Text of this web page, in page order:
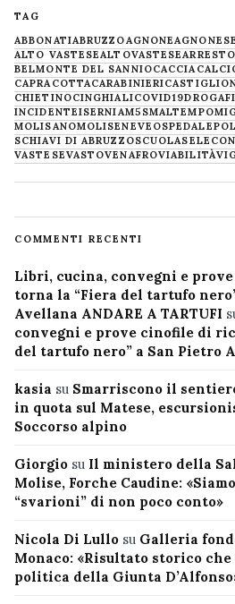
TAG
ABBONATIABRUZZOAGNONEAGNONESE
ALTO VASTESEALTOVASTESE
BELMONTE DEL SANNIOCACCIA
CAPRACOTTACARABINIERI
CHIETINOCINGHIALICOVID19DROGA
INCIDENTEISERNIAM5SMALTEMPO
MOLISANOMOLISENEVE OSPEDALE
SCHIAVI DI ABRUZZOSCUOLA
VASTESEVASTOVENAFROVIABILITÀ
COMMENTI RECENTI
Libri, cucina, convegni e
torna la “Fiera del tartufo
Avellana ANDARE A TARTUFI
convegni e prove cinofile di
del tartufo nero” a San Pietro
kasia su Smarriscono il
in quota sul Matese,
Soccorso alpino
Giorgio su Il ministero della
Molise, Forche Caudine:
“svarioni” di non poco conto»
Nicola Di Lullo su Galleria
Monaco: «Risultato storico
politica della Giunta